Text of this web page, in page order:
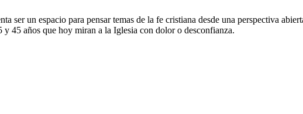
un espacio para pensar temas de la fe cristiana desde una perspectiva
y 45 años que hoy miran a la Iglesia con dolor o desconfianza.